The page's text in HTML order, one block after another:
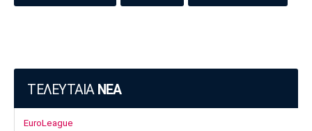
ΤΕΛΕΥΤΑΙΑ ΝΕΑ
EuroLeague